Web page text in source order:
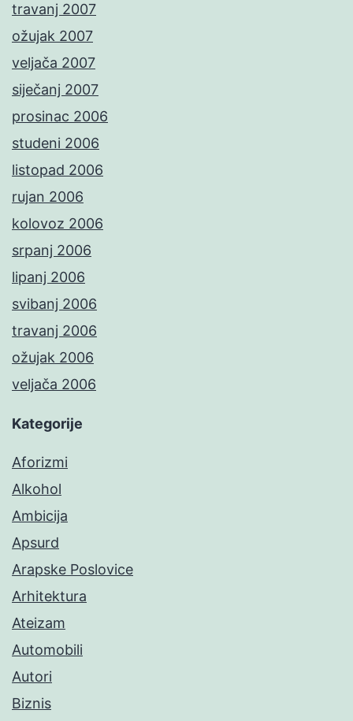
travanj 2007
ožujak 2007
veljača 2007
siječanj 2007
prosinac 2006
studeni 2006
listopad 2006
rujan 2006
kolovoz 2006
srpanj 2006
lipanj 2006
svibanj 2006
travanj 2006
ožujak 2006
veljača 2006
Kategorije
Aforizmi
Alkohol
Ambicija
Apsurd
Arapske Poslovice
Arhitektura
Ateizam
Automobili
Autori
Biznis